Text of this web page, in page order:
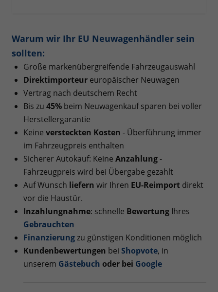
Warum wir Ihr EU Neuwagenhändler sein
sollten:
Große markenübergreifende Fahrzeugauswahl
Direktimporteur europäischer Neuwagen
Vertrag nach deutschem Recht
Bis zu 45% beim Neuwagenkauf sparen bei voller
Herstellergarantie
Keine versteckten Kosten - Überführung immer
im Fahrzeugpreis enthalten
Sicherer Autokauf: Keine Anzahlung-
Fahrzeugpreis wird bei Übergabe gezahlt
Auf Wunsch liefern wir Ihren EU-Reimport direkt
vor die Haustür.
Inzahlungnahme: schnelle Bewertung Ihres
Gebrauchten
Finanzierungzu günstigen Konditionen möglich
Kundenbewertungen bei Shopvote, in
unserem Gästebuch oder bei Google